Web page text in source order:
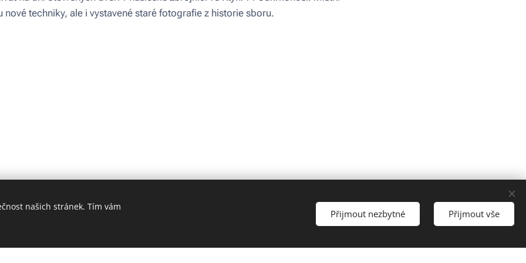
techniky, ale i vystavené staré fotografie z historie sboru.
Webnode
našich stránek. Tím vám
Přijmout nezbytné Přijmout vše